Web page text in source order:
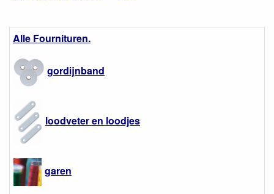
Alle Fournituren.
gordijnband
loodveter en loodjes
garen